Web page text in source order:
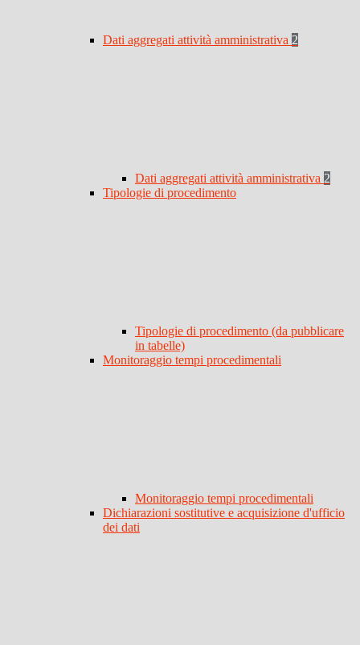
Dati aggregati attività amministrativa 2
Dati aggregati attività amministrativa 2
Tipologie di procedimento
Tipologie di procedimento (da pubblicare
in tabelle)
Monitoraggio tempi procedimentali
Monitoraggio tempi procedimentali
Dichiarazioni sostitutive e acquisizione d'ufficio
dei dati